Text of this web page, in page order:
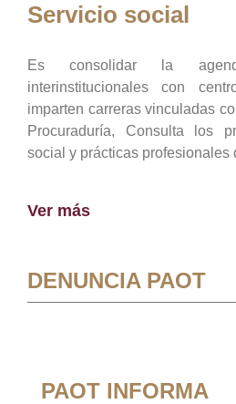
Servicio social
Es consolidar la
interinstitucionales con
imparten carreras vinculadas
Procuraduría, Consulta los
social y prácticas profesionales
Ver más
DENUNCIA PAOT
PAOT INFORMA